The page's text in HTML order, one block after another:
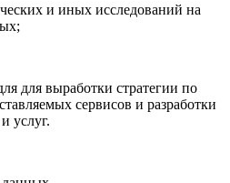
и иных исследований на
для выработки стратегии по
сервисов и разработки
услуг.